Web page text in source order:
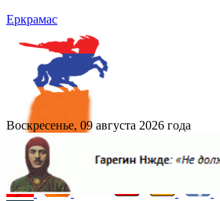
Еркрамас
Воскресенье, 09 августа 2026 года